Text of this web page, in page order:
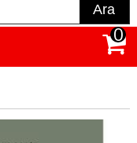
Ara
0